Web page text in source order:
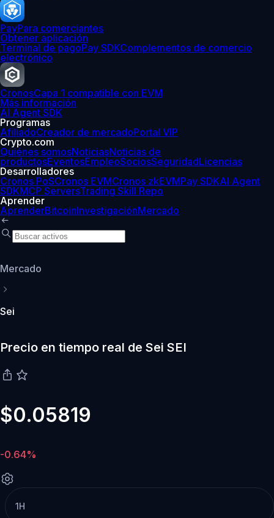
PayPara comerciantes
Obtener aplicación
Terminal de pagoPay SDKComplementos de comercio
electrónico
CronosCapa 1 compatible con EVM
Más información
AI Agent SDK
Programas
AfiliadoCreador de mercadoPortal VIP
Crypto.com
Quiénes somosNoticiasNoticias de
productosEventosEmpleoSociosSeguridadLicencias
Desarrolladores
Cronos PoSCronos EVMCronos zkEVMPay SDKAI Agent
SDKMCP ServersTrading Skill Repo
Aprender
AprenderBitcoinInvestigaciónMercado
Mercado
Sei
Precio en tiempo real de Sei SEI
$0.05819
-0.64%
1H